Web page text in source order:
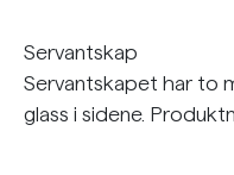
Servantskap
Servantskapet har to
glass i sidene.